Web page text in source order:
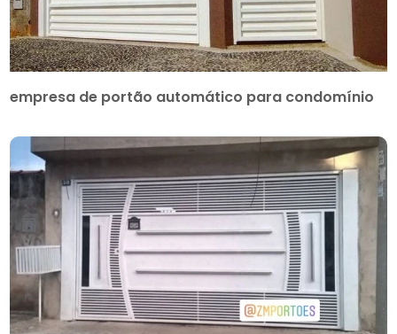
empresa de portão automático para condomínio